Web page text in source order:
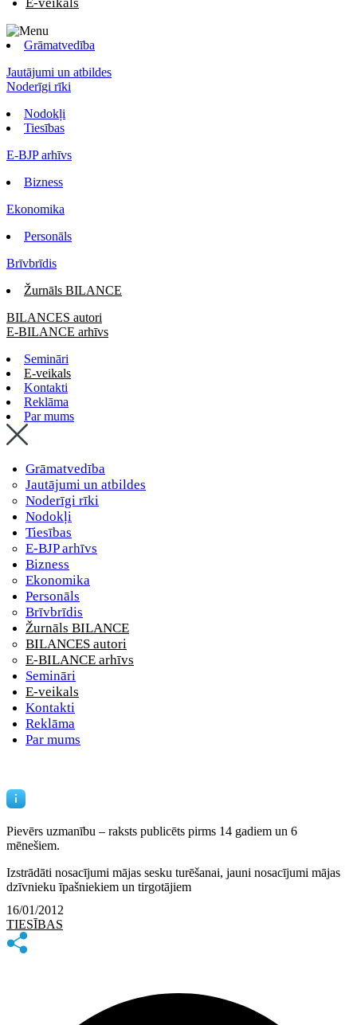
Grāmatvedība
Jautājumi un atbildes
Noderīgi rīki
Nodokļi
Tiesības
E-BJP arhīvs
Bizness
Ekonomika
Personāls
Brīvbrīdis
Žurnāls BILANCE
BILANCES autori
E-BILANCE arhīvs
Semināri
E-veikals
Kontakti
Reklāma
Par mums
Grāmatvedība
Jautājumi un atbildes
Noderīgi rīki
Nodokļi
Tiesības
E-BJP arhīvs
Bizness
Ekonomika
Personāls
Brīvbrīdis
Žurnāls BILANCE
BILANCES autori
E-BILANCE arhīvs
Semināri
E-veikals
Kontakti
Reklāma
Par mums
Pievērs uzmanību – raksts publicēts pirms 14 gadiem un 6
mēnešiem.
Izstrādāti nosacījumi mājas sesku turēšanai, jauni nosacījumi mājas
dzīvnieku īpašniekiem un tirgotājiem
16/01/2012
TIESĪBAS